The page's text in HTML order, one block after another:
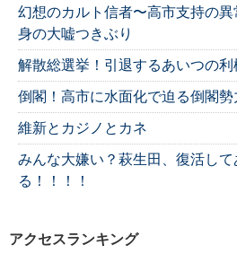
幻想のカルト信者〜高市支持の
身の大嘘つきぶり
解散総選挙！引退するあいつの利
倒閣！高市に水面化で迫る倒閣勢
維新とカジノとカネ
みんな大嫌い？萩生田、復活して
る！！！！
アクセスランキング